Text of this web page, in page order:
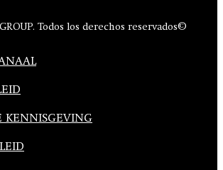
Todos los derechos reservados©
KENNISGEVING